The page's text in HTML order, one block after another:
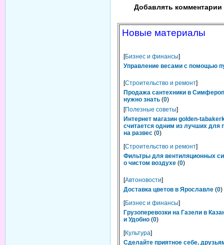
Добавлять комментарии
Новые материалы
[Бизнес и финансы]
Управление весами с помощью
[Строительство и ремонт]
Продажа сантехники в
нужно знать (0)
[Полезные советы]
Интернет магазин golden-
считается одним из лучших для
на развес (0)
[Строительство и ремонт]
Фильтры для вентиляционных
о чистом воздухе (0)
[Автоновости]
Доставка цветов в Ярославле (0)
[Бизнес и финансы]
Грузоперевозки на Газели в
и Удобно (0)
[Культура]
Сделайте приятное себе,